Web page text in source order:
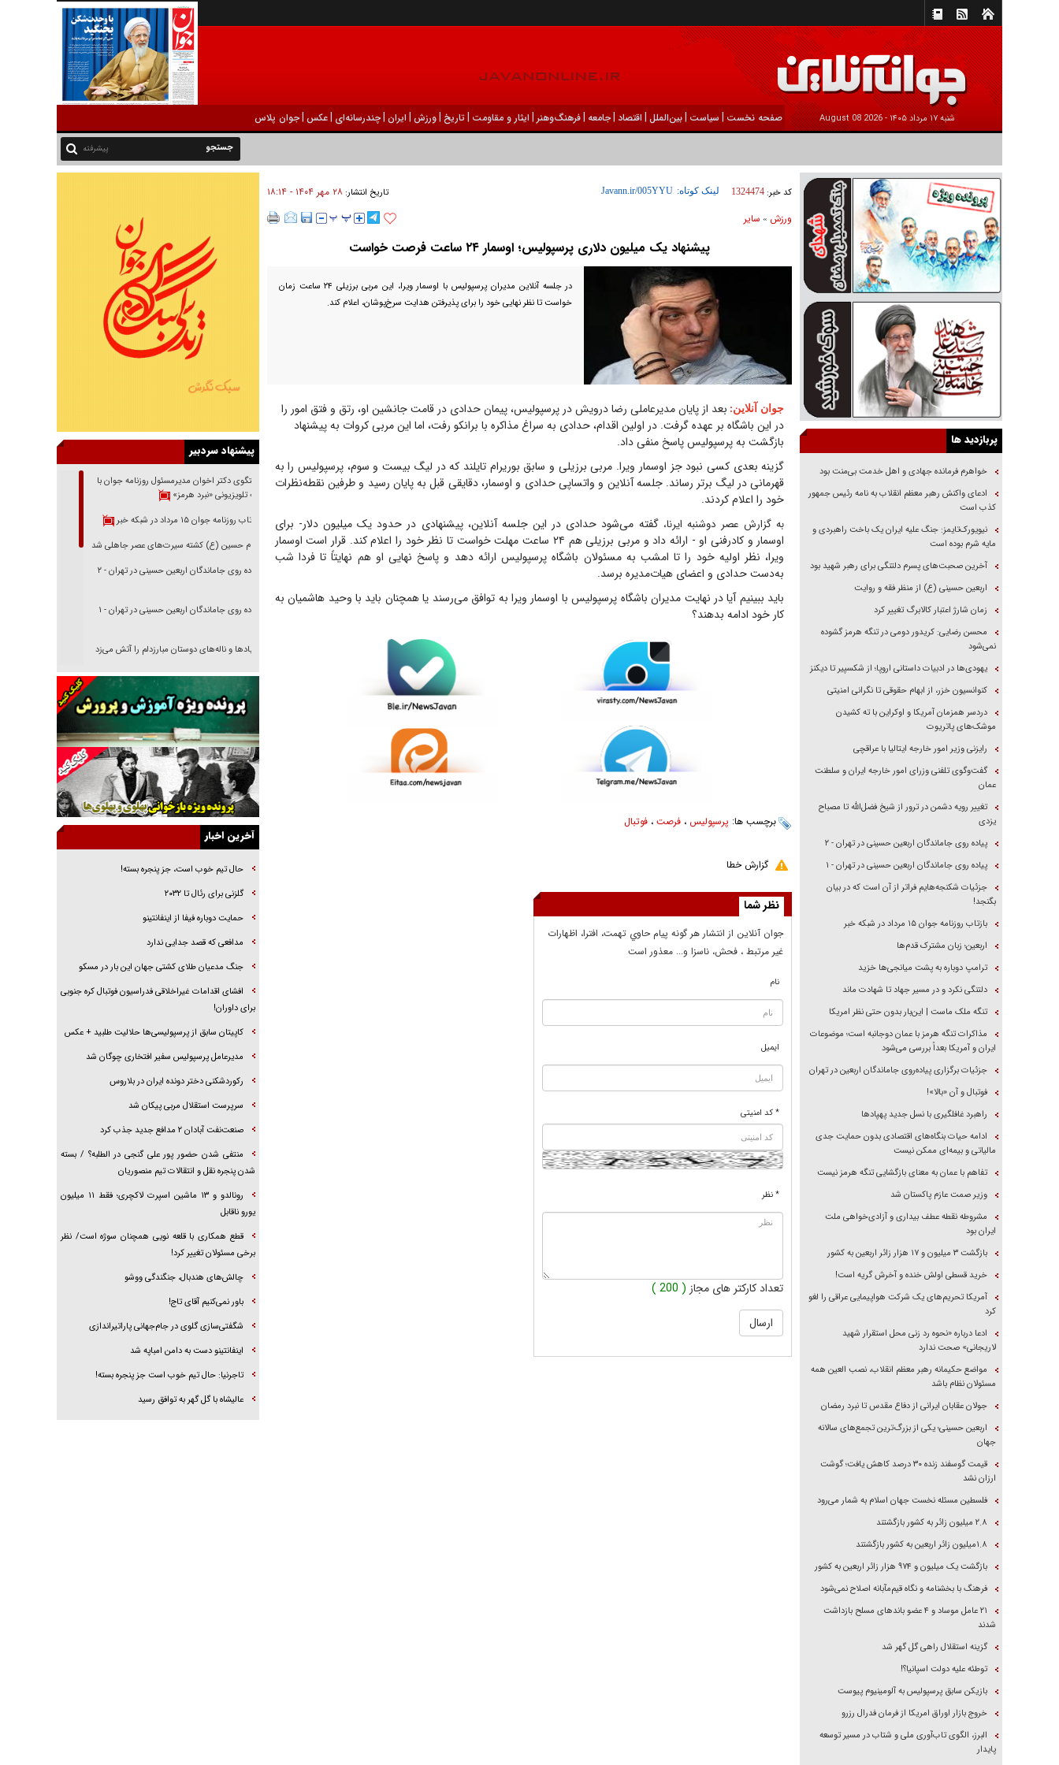
شنبه ۱۷ مرداد ۱۴۰۵ - 2026 August 08 صفحه نخست | سیاست |بين‌الملل | اقتصاد |جامعه |فرهنگ‌و‌هنر | ایثار و مقاومت |تاریخ |ورزش | ايران |چندرسانه‌ای |عکس |جوان پلاس
پیشرفته
کد خبر: 1324474 لینک کوتاه: تاریخ انتشار:۲۸ مهر ۱۴۰۴ - ۱۸:۱۴
ورزش » ساير
پیشنهاد یک میلیون دلاری پرسپولیس؛ اوسمار ۲۴ ساعت فرصت خواست
در جلسه آنلاین مدیران پرسپولیس با اوسمار ویرا، این مربی برزیلی ۲۴ ساعت زمان
خواست تا نظر نهایی خود را برای پذیرفتن هدایت سرخ‌پوشان، اعلام کند.
جوان آنلاین: بعد از پایان مدیرعاملی رضا درویش در پرسپولیس، پیمان حدادی در قامت جانشین او، رتق و فتق امور را
در این باشگاه بر عهده گرفت. در اولین اقدام، حدادی به سراغ مذاکره با برانکو رفت، اما این مربی کروات به پیشنهاد
بازگشت به پرسپولیس پاسخ منفی داد.
گزینه بعدی کسی نبود جز اوسمار ویرا. مربی برزیلی و سابق بوریرام تایلند که در لیگ بیست و سوم، پرسپولیس را به
قهرمانی در لیگ برتر رساند. جلسه آنلاین و واتساپی حدادی و اوسمار، دقایقی قبل به پایان رسید و طرفین نقطه‌نظرات
خود را اعلام کردند.
به گزارش عصر دوشنبه ایرنا، گفته می‌شود حدادی در این جلسه آنلاین، پیشنهادی در حدود یک میلیون دلار- برای
اوسمار و کادرفنی او - ارائه داد و مربی برزیلی هم ۲۴ ساعت مهلت خواست تا نظر خود را اعلام کند. قرار است اوسمار
ویرا، نظر اولیه خود را تا امشب به مسئولان باشگاه پرسپولیس ارائه دهد و پاسخ نهایی او هم نهایتاً تا فردا شب
به‌دست حدادی و اعضای هیات‌مدیره برسد.
باید ببینیم آیا در نهایت مدیران باشگاه پرسپولیس با اوسمار ویرا به توافق می‌رسند یا همچنان باید با وحید هاشمیان به
کار خود ادامه بدهند؟
برچسب ها: پرسپولیس ، فرصت، فوتبال
گزارش خطا
نظر شما
جوان آنلاين از انتشار هر گونه پيام حاوي تهمت، افترا، اظهارات
غير مرتبط ، فحش، ناسزا و... معذور است
نام
ایمیل
* کد امنیتی
* نظر
تعداد کارکتر های مجاز ( 200 )
پربازدید ها
خواهرم فرمانده جهادی و اهل خدمت بی‌منت بود
ادعای واکنش رهبر معظم انقلاب به نامه رئیس جمهور
کذب است
نیویورک‌تایمز: جنگ علیه ایران یک باخت راهبردی و
مایه شرم بوده است
آخرین صحبت‌های پسرم دلتنگی برای رهبر شهید بود
اربعین حسینی (ع) از منظر فقه و روایت
زمان شارژ اعتبار کالابرگ تغییر کرد
محسن رضایی: کریدور دومی در تنگه هرمز گشوده
نمی‌شود
یهودی‌ها در ادبیات داستانی اروپا؛ از شکسپیر تا دیکنز
کنوانسیون خزر، از ابهام حقوقی تا نگرانی امنیتی
دردسر همزمان آمریکا و اوکراین با ته کشیدن
موشک‌های پاتریوت
رایزنی وزیر امور خارجه ایتالیا با عراقچی
گفت‌وگوی تلفنی وزرای امور خارجه ایران و سلطنت
عمان
تغییر رویه دشمن در ترور از شیخ فضل‌الله تا مصباح
یزدی
پیاده روی جاماندگان اربعین حسینی در تهران - ۲
پیاده روی جاماندگان اربعین حسینی در تهران - ۱
جزئیات شکنجه‌هایم فراتر از آن است که در بیان
بگنجد!
بازتاب روزنامه جوان ۱۵ مرداد در شبکه خبر
اربعین؛ زبان مشترک قدم‌ها
ترامپ دوباره به پشت میانجی‌ها خزید
دلتنگی نکرد و در مسیر جهاد تا شهادت ماند
تنگه ملک ماست | این‌بار بدون حتی نظر امریکا
مذاکرات تنگه هرمز با عمان دوجانبه است؛ موضوعات
ایران و آمریکا بعداً بررسی می‌شود
جزئیات برگزاری پیاده‌روی جاماندگان اربعین در تهران
فوتبال و آن «بالا»!
راهبرد غافلگیری با نسل جدید پهپاد‌ها
ادامه حیات بنگاه‌های اقتصادی بدون حمایت جدی
مالیاتی و بیمه‌ای ممکن نیست
تفاهم با عمان به معنای بازگشایی تنگه هرمز نیست
وزیر صمت عازم پاکستان شد
مشروطه نقطه عطف بیداری و آزادی‌خواهی ملت
ایران بود
بازگشت ۳ میلیون و ۱۷ هزار زائر اربعین به کشور
خرید قسطی اولش خنده و آخرش گریه است!
آمریکا تحریم‌های یک شرکت هواپیمایی عراقی را لغو
کرد
ادعا درباره «نحوه رد زنی محل استقرار شهید
لاریجانی» صحت ندارد
مواضع حکیمانه رهبر معظم انقلاب، نصب العین همه
مسئولان نظام باشد
جولان عقابان ایرانی از دفاع مقدس تا نبرد رمضان
اربعین حسینی؛ یکی از بزرگ‌ترین تجمع‌های سالانه
جهان
قیمت گوسفند زنده ۳۰ درصد کاهش یافت؛ گوشت
ارزان نشد
فلسطین مسئله نخست جهان اسلام به شمار می‌رود
۲.۸ میلیون زائر به کشور بازگشتند
۱.۸میلیون زائر اربعین به کشور بازگشتند
بازگشت یک میلیون و ۹۷۴ هزار زائر اربعین به کشور
فرهنگ با بخشنامه و نگاه قیم‌مآبانه اصلاح نمی‌شود
۲۱ عامل موساد و ۴ عضو باند‌های مسلح بازداشت
شدند
گزینه استقلال راهی گل گهر شد
توطئه علیه دولت اسپانیا؟!
بازیکن سابق پرسپولیس به آلومینیوم پیوست
خروج بازار اوراق امریکا از فرمان فدرال رزرو
البرز، الگوی تاب‌آوری ملی و شتاب در مسیر توسعه
پایدار
پیشنهاد سردبیر
گفتگوی دکتر اخوان مدیرمسئول روزنامه جوان با
برنامه تلویزیونی «نبرد هرمز»
بازتاب روزنامه جوان ۱۵ مرداد در شبکه خبر
امام حسین (ع) کشته سیرت‌های عصر جاهلی شد
پیاده روی جاماندگان اربعین حسینی در تهران - ۲
پیاده روی جاماندگان اربعین حسینی در تهران - ۱
فریاد‌ها و ناله‌های دوستان مبارزدلم را آتش می‌زد
تغییر رویه دشمن در ترور از شیخ فضل‌الله تا مصباح
خرید قسطی اولش خنده و آخرش گریه است!
فوتبال و آن «بالا»!
راهبرد غافلگیری با نسل جدید پهپاد‌ها
جنجال پزشکان تقلبی در صنعت زیبایی
یهودی‌ها در ادبیات داستانی اروپا؛ از شکسپیر تا
دیکنز
خواهرم فرمانده جهادی و اهل خدمت بی‌منت بود
جزئیات شکنجه‌هایم فراتر از آن است که در بیان
برابر یورش به پاسگاه‌های پلیس
آخرین اخبار
حال تیم خوب است، جز پنجره بسته!
گلزنی برای رئال تا ۲۰۳۲
حمایت دوباره فیفا از اینفانتینو
مدافعی که قصد جدایی ندارد
جنگ مدعیان طلای کشتی جهان این بار در مسکو
افشای اقدامات غیراخلاقی فدراسیون فوتبال کره جنوبی
برای داوران!
کاپیتان سابق از پرسپولیسی‌ها حلالیت طلبید + عکس
مدیرعامل پرسپولیس سفیر افتخاری چوگان شد
رکوردشکنی دختر دونده ایران در بلاروس
سرپرست استقلال مربی پیکان شد
صنعت‌نفت آبادان ۲ مدافع جدید جذب کرد
منتفی شدن حضور پور علی گنجی در الطلبه؟ / بسته
شدن پنجره نقل و انتقالات تیم منصوریان
رونالدو و ۱۳ ماشین اسپرت لاکچری؛ فقط ۱۱ میلیون
یورو ناقابل
قطع همکاری با قلعه نویی همچنان سوژه است/ نظر
برخی مسئولان تغییر کرد!
چالش‌های هندبال، جنگندگی ووشو
باور نمی‌کنیم آقای تاج!
شگفتی‌سازی گلوی در جام‌جهانی پاراتیراندازی
اینفانتینو دست به دامن امباپه شد
تاجرنیا: حال تیم خوب است جز پنجره بسته!
عالیشاه با گل گهر به توافق رسید